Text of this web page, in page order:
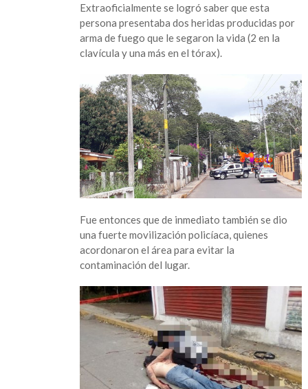
Extraoficialmente se logró saber que esta
persona presentaba dos heridas producidas por
arma de fuego que le segaron la vida (2 en la
clavícula y una más en el tórax).
Fue entonces que de inmediato también se dio
una fuerte movilización policíaca, quienes
acordonaron el área para evitar la
contaminación del lugar.